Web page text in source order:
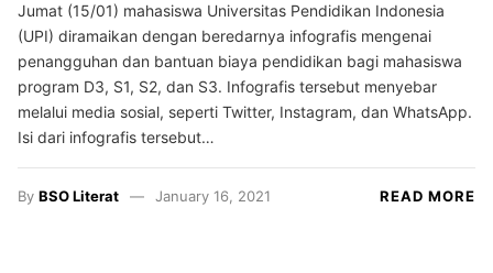
Jumat (15/01) mahasiswa Universitas Pendidikan Indonesia
(UPI) diramaikan dengan beredarnya infografis mengenai
penangguhan dan bantuan biaya pendidikan bagi mahasiswa
program D3, S1, S2, dan S3. Infografis tersebut menyebar
melalui media sosial, seperti Twitter, Instagram, dan WhatsApp.
Isi dari infografis tersebut…
By BSO Literat January 16, 2021 READ MORE